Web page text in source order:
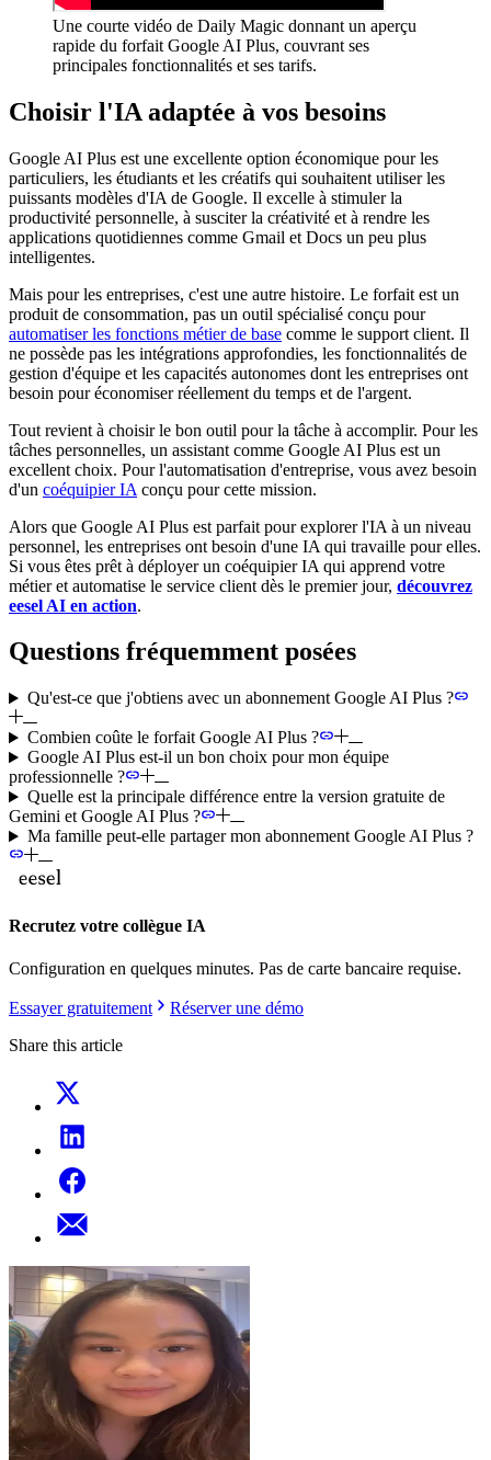
Une courte vidéo de Daily Magic donnant un aperçu
rapide du forfait Google AI Plus, couvrant ses
principales fonctionnalités et ses tarifs.
Choisir l'IA adaptée à vos besoins
Google AI Plus est une excellente option économique pour les
particuliers, les étudiants et les créatifs qui souhaitent utiliser les
puissants modèles d'IA de Google. Il excelle à stimuler la
productivité personnelle, à susciter la créativité et à rendre les
applications quotidiennes comme Gmail et Docs un peu plus
intelligentes.
Mais pour les entreprises, c'est une autre histoire. Le forfait est un
produit de consommation, pas un outil spécialisé conçu pour
automatiser les fonctions métier de base comme le support client. Il
ne possède pas les intégrations approfondies, les fonctionnalités de
gestion d'équipe et les capacités autonomes dont les entreprises ont
besoin pour économiser réellement du temps et de l'argent.
Tout revient à choisir le bon outil pour la tâche à accomplir. Pour les
tâches personnelles, un assistant comme Google AI Plus est un
excellent choix. Pour l'automatisation d'entreprise, vous avez besoin
d'un coéquipier IA conçu pour cette mission.
Alors que Google AI Plus est parfait pour explorer l'IA à un niveau
personnel, les entreprises ont besoin d'une IA qui travaille pour elles.
Si vous êtes prêt à déployer un coéquipier IA qui apprend votre
métier et automatise le service client dès le premier jour, découvrez
eesel AI en action.
Questions fréquemment posées
Qu'est-ce que j'obtiens avec un abonnement Google AI Plus ?
Combien coûte le forfait Google AI Plus ?
Google AI Plus est-il un bon choix pour mon équipe
professionnelle ?
Quelle est la principale différence entre la version gratuite de
Gemini et Google AI Plus ?
Ma famille peut-elle partager mon abonnement Google AI Plus ?
Recrutez votre collègue IA
Configuration en quelques minutes. Pas de carte bancaire requise.
Essayer gratuitement
Réserver une démo
Share this article